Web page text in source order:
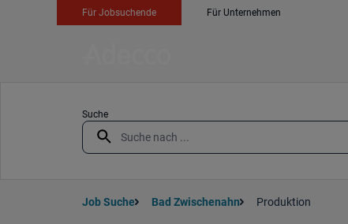
Für Jobsuchende Für Unternehmen
Suche
Job Suche Bad Zwischenahn Produktion